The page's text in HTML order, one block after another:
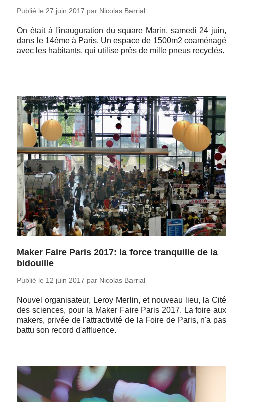
Publié le 27 juin 2017 par Nicolas Barrial
On était à l'inau­gu­ra­tion du square Marin, samedi 24 juin,
dans le 14ème à Paris. Un espace de 1500m2 coa­mé­nagé
avec les ha­bi­tants, qui utilise près de mille pneus recyclés.
Maker Faire Paris 2017: la force tranquille de la
bidouille
Publié le 12 juin 2017 par Nicolas Barrial
Nouvel or­ga­ni­sa­teur, Leroy Merlin, et nouveau lieu, la Cité
des sciences, pour la Maker Faire Paris 2017. La foire aux
makers, privée de l'at­trac­ti­vité de la Foire de Paris, n'a pas
battu son record d'affluence.